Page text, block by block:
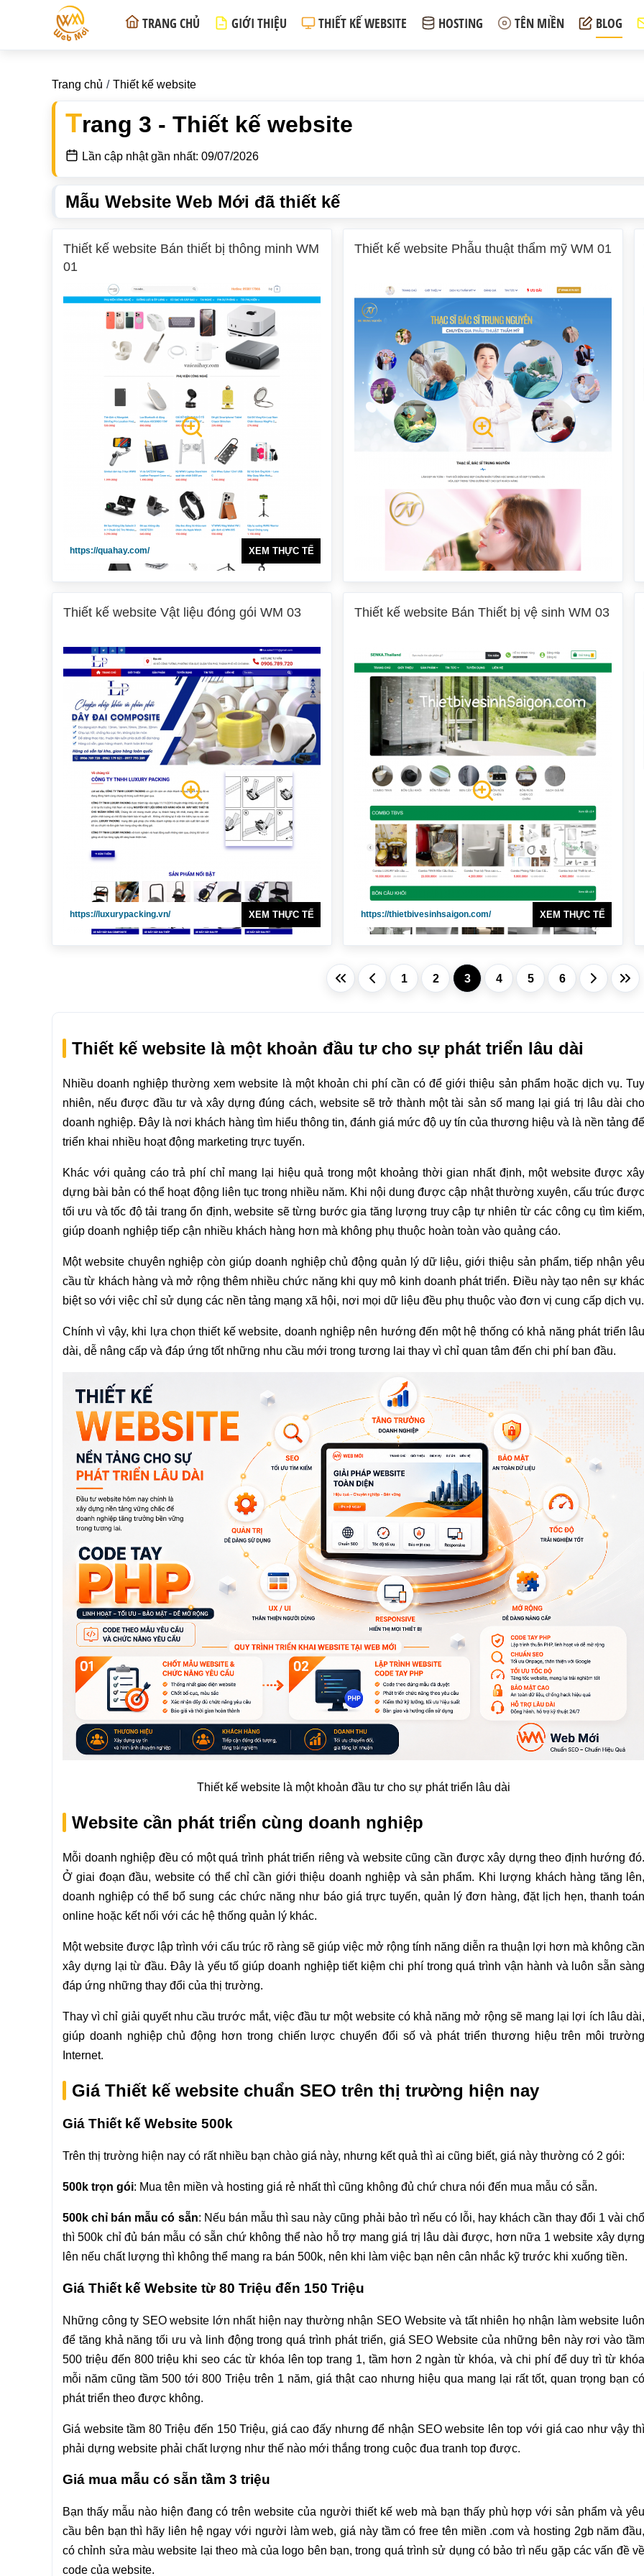
TRANG CHỦ GIỚI THIỆU THIẾT KẾ WEBSITE HOSTING TÊN MIỀN BLOG
Trang chủ Thiết kế website
Trang 3 - Thiết kế website
Lần cập nhật gần nhất: 09/07/2026
Mẫu Website Web Mới đã thiết kế
Thiết kế website Bán thiết bị thông minh WM
01
https://quahay.com/ XEM THỰC TẾ
Thiết kế website Phẫu thuật thẩm mỹ WM 01
Thiết kế website Vật liệu đóng gói WM 03
https://luxurypacking.vn/ XEM THỰC TẾ
Thiết kế website Bán Thiết bị vệ sinh WM 03
https://thietbivesinhsaigon.com/ XEM THỰC TẾ
1 2 3 4 5 6
Thiết kế website là một khoản đầu tư cho sự phát triển lâu dài
Nhiều doanh nghiệp thường xem website là một khoản chi phí cần có để giới thiệu sản phẩm hoặc dịch vụ. Tuy
nhiên, nếu được đầu tư và xây dựng đúng cách, website sẽ trở thành một tài sản số mang lại giá trị lâu dài cho
doanh nghiệp. Đây là nơi khách hàng tìm hiểu thông tin, đánh giá mức độ uy tín của thương hiệu và là nền tảng để
triển khai nhiều hoạt động marketing trực tuyến.
Khác với quảng cáo trả phí chỉ mang lại hiệu quả trong một khoảng thời gian nhất định, một website được xây
dựng bài bản có thể hoạt động liên tục trong nhiều năm. Khi nội dung được cập nhật thường xuyên, cấu trúc được
tối ưu và tốc độ tải trang ổn định, website sẽ từng bước gia tăng lượng truy cập tự nhiên từ các công cụ tìm kiếm,
giúp doanh nghiệp tiếp cận nhiều khách hàng hơn mà không phụ thuộc hoàn toàn vào quảng cáo.
Một website chuyên nghiệp còn giúp doanh nghiệp chủ động quản lý dữ liệu, giới thiệu sản phẩm, tiếp nhận yêu
cầu từ khách hàng và mở rộng thêm nhiều chức năng khi quy mô kinh doanh phát triển. Điều này tạo nên sự khác
biệt so với việc chỉ sử dụng các nền tảng mạng xã hội, nơi mọi dữ liệu đều phụ thuộc vào đơn vị cung cấp dịch vụ.
Chính vì vậy, khi lựa chọn thiết kế website, doanh nghiệp nên hướng đến một hệ thống có khả năng phát triển lâu
dài, dễ nâng cấp và đáp ứng tốt những nhu cầu mới trong tương lai thay vì chỉ quan tâm đến chi phí ban đầu.
Thiết kế website là một khoản đầu tư cho sự phát triển lâu dài
Website cần phát triển cùng doanh nghiệp
Mỗi doanh nghiệp đều có một quá trình phát triển riêng và website cũng cần được xây dựng theo định hướng đó.
Ở giai đoạn đầu, website có thể chỉ cần giới thiệu doanh nghiệp và sản phẩm. Khi lượng khách hàng tăng lên,
doanh nghiệp có thể bổ sung các chức năng như báo giá trực tuyến, quản lý đơn hàng, đặt lịch hẹn, thanh toán
online hoặc kết nối với các hệ thống quản lý khác.
Một website được lập trình với cấu trúc rõ ràng sẽ giúp việc mở rộng tính năng diễn ra thuận lợi hơn mà không cần
xây dựng lại từ đầu. Đây là yếu tố giúp doanh nghiệp tiết kiệm chi phí trong quá trình vận hành và luôn sẵn sàng
đáp ứng những thay đổi của thị trường.
Thay vì chỉ giải quyết nhu cầu trước mắt, việc đầu tư một website có khả năng mở rộng sẽ mang lại lợi ích lâu dài,
giúp doanh nghiệp chủ động hơn trong chiến lược chuyển đổi số và phát triển thương hiệu trên môi trường
Internet.
Giá Thiết kế website chuẩn SEO trên thị trường hiện nay
Giá Thiết kế Website 500k
Trên thị trường hiện nay có rất nhiều bạn chào giá này, nhưng kết quả thì ai cũng biết, giá này thường có 2 gói:
500k trọn gói: Mua tên miền và hosting giá rẻ nhất thì cũng không đủ chứ chưa nói đến mua mẫu có sẵn.
500k chỉ bán mẫu có sẵn: Nếu bán mẫu thì sau này cũng phải bảo trì nếu có lỗi, hay khách cần thay đổi 1 vài chổ
thì 500k chỉ đủ bán mẫu có sẵn chứ không thể nào hỗ trợ mang giá trị lâu dài được, hơn nữa 1 website xây dựng
lên nếu chất lượng thì không thể mang ra bán 500k, nên khi làm việc bạn nên cân nhắc kỹ trước khi xuống tiền.
Giá Thiết kế Website từ 80 Triệu đến 150 Triệu
Những công ty SEO website lớn nhất hiện nay thường nhận SEO Website và tất nhiên họ nhận làm website luôn
để tăng khả năng tối ưu và linh động trong quá trình phát triển, giá SEO Website của những bên này rơi vào tầm
500 triệu đến 800 triệu khi seo các từ khóa lên top trang 1, tầm hơn 2 ngàn từ khóa, và chi phí để duy trì từ khóa
mỗi năm cũng tầm 500 tới 800 Triệu trên 1 năm, giá thật cao nhưng hiệu qua mang lại rất tốt, quan trọng bạn có
phát triển theo được không.
Giá website tầm 80 Triệu đến 150 Triệu, giá cao đấy nhưng để nhận SEO website lên top với giá cao như vậy thì
phải dựng website phải chất lượng như thế nào mới thắng trong cuộc đua tranh top được.
Giá mua mẫu có sẵn tầm 3 triệu
Bạn thấy mẫu nào hiện đang có trên website của người thiết kế web mà bạn thấy phù hợp với sản phẩm và yêu
cầu bên bạn thì hãy liên hệ ngay với người làm web, giá này tầm có free tên miền .com và hosting 2gb năm đầu,
có chỉnh sửa màu website lại theo mà của logo bên bạn, trong quá trình sử dụng có bảo trì nếu gặp các vấn đề về
code của website.